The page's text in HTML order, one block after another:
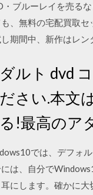
・ブルーレイを売る
も、無料の宅配買取
期間中、新作はレン
ルト dvd
さい.本文
!最高のア
では、デフォ
は、自分で
耳にします。確かに